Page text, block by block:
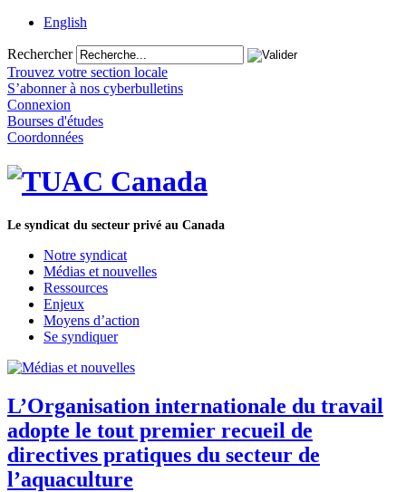
English
Rechercher
Trouvez votre section locale
S’abonner à nos cyberbulletins
Connexion
Bourses d'études
Coordonnées
Le syndicat du secteur privé au Canada
Notre syndicat
Médias et nouvelles
Ressources
Enjeux
Moyens d’action
Se syndiquer
L’Organisation internationale du travail
adopte le tout premier recueil de
directives pratiques du secteur de
l’aquaculture